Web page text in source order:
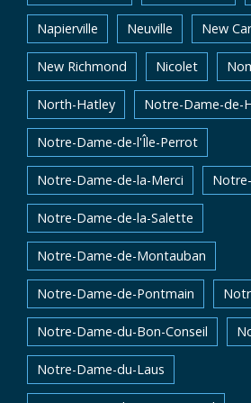
Napierville Neuville New
New Richmond Nicolet
North-Hatley Notre-Dame-de-
Notre-Dame-de-l'Île-Perrot
Notre-Dame-de-la-Merci
Notre-Dame-de-la-Salette
Notre-Dame-de-Montauban
Notre-Dame-de-Pontmain
Notre-Dame-du-Bon-Conseil
Notre-Dame-du-Laus